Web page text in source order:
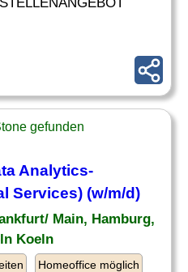
gefunden
Analytics-
Services) (w/m/d)
Main, Hamburg,
Koeln
Homeoffice möglich